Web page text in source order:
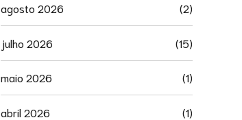
agosto 2026 (2)
julho 2026 (15)
maio 2026 (1)
abril 2026 (1)